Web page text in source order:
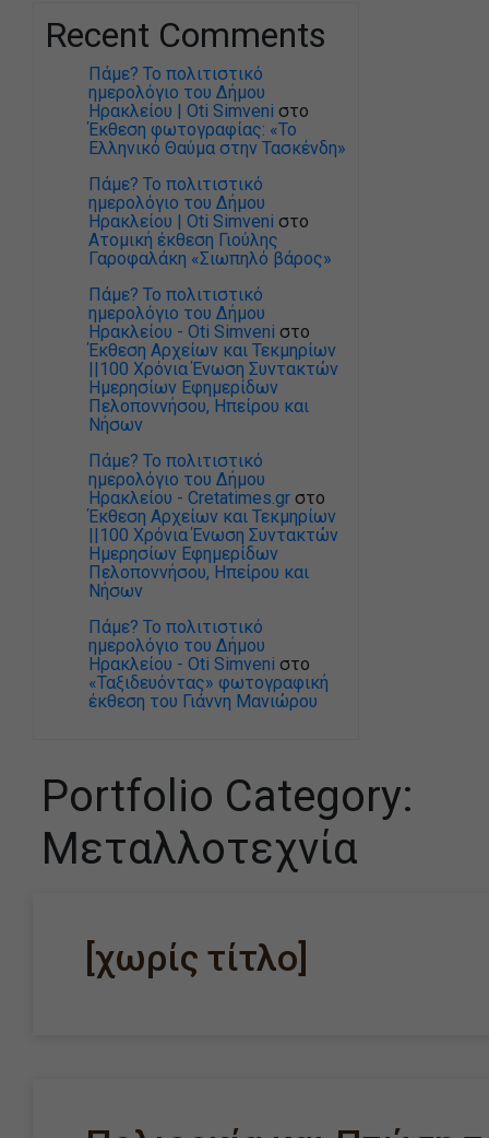
Recent Comments
Πάμε? Το πολιτιστικό
ημερολόγιο του Δήμου
Ηρακλείου | Oti Simveni στο
Έκθεση φωτογραφίας: «Το
Ελληνικό Θαύμα στην Τασκένδη»
Πάμε? Το πολιτιστικό
ημερολόγιο του Δήμου
Ηρακλείου | Oti Simveni στο
Ατομική έκθεση Γιούλης
Γαροφαλάκη «Σιωπηλό βάρος»
Πάμε? Το πολιτιστικό
ημερολόγιο του Δήμου
Ηρακλείου - Oti Simveni στο
Έκθεση Αρχείων και Τεκμηρίων
||100 Χρόνια Ένωση Συντακτών
Ημερησίων Εφημερίδων
Πελοποννήσου, Ηπείρου και
Νήσων
Πάμε? Το πολιτιστικό
ημερολόγιο του Δήμου
Ηρακλείου - Cretatimes.gr στο
Έκθεση Αρχείων και Τεκμηρίων
||100 Χρόνια Ένωση Συντακτών
Ημερησίων Εφημερίδων
Πελοποννήσου, Ηπείρου και
Νήσων
Πάμε? Το πολιτιστικό
ημερολόγιο του Δήμου
Ηρακλείου - Oti Simveni στο
«Ταξιδευόντας» φωτογραφική
έκθεση του Γιάννη Μανιώρου
Portfolio Category:
Μεταλλοτεχνία
[χωρίς τίτλο]